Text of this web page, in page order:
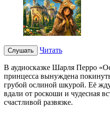
Слушать Читать
В аудиосказке Шарля Перро
принцесса вынуждена
грубой ослиной шкурой. Её
вдали от роскоши и чудесная
счастливой развязке.